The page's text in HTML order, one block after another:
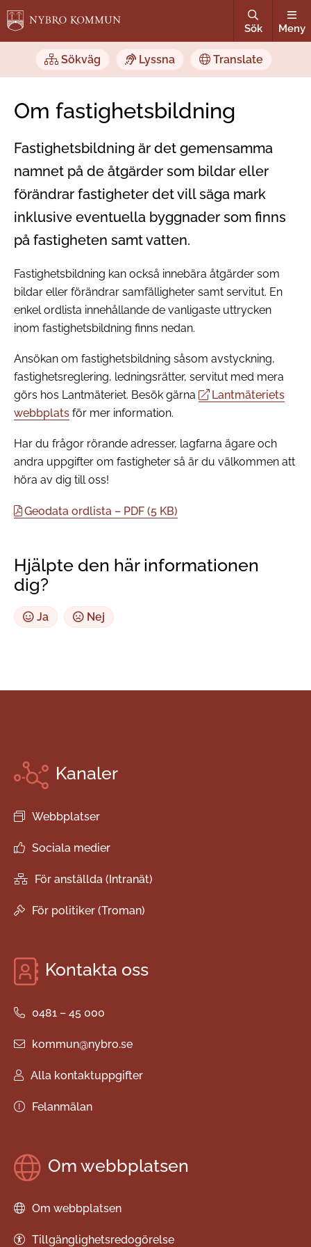
Sök Meny
Sökväg Lyssna Translate
Om fastighetsbildning
Fastighetsbildning är det gemensamma
namnet på de åtgärder som bildar eller
förändrar fastigheter det vill säga mark
inklusive eventuella byggnader som finns
på fastigheten samt vatten.
Fastighetsbildning kan också innebära åtgärder som
bildar eller förändrar samfälligheter samt servitut. En
enkel ordlista innehållande de vanligaste uttrycken
inom fastighetsbildning finns nedan.
Ansökan om fastighetsbildning såsom avstyckning,
fastighetsreglering, ledningsrätter, servitut med mera
görs hos Lantmäteriet. Besök gärna
Lantmäteriets
webbplats för mer information.
Har du frågor rörande adresser, lagfarna ägare och
andra uppgifter om fastigheter så är du välkommen att
höra av dig till oss!
Geodata ordlista – PDF (5 KB)
Hjälpte den här informationen
dig?
Ja Nej
Kanaler
Webbplatser
Sociala medier
För anställda (Intranät)
För politiker (Troman)
Kontakta oss
0481 – 45 000
kommun@nybro.se
Alla kontaktuppgifter
Felanmälan
Om webbplatsen
Om webbplatsen
Tillgänglighetsredogörelse